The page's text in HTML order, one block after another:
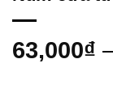
63,000₫